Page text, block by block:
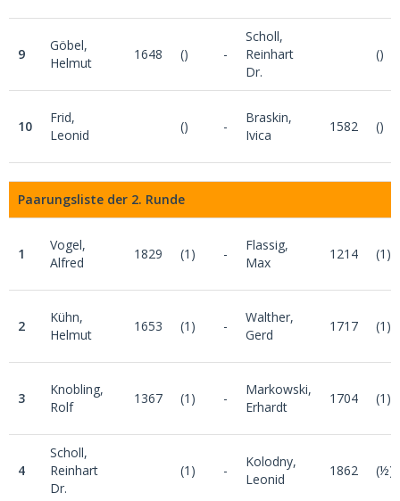
9
Göbel,
Helmut
1648 () -
Scholl,
Reinhart
Dr.
()
10
Frid,
Leonid
() -
Braskin,
Ivica
1582 ()
Paarungsliste der 2. Runde
1
Vogel,
Alfred
1829 (1) -
Flassig,
Max
1214 (1)
2
Kühn,
Helmut
1653 (1) -
Walther,
Gerd
1717 (1)
3
Knobling,
Rolf
1367 (1) -
Markowski,
Erhardt
1704 (1)
4
Scholl,
Reinhart
Dr.
(1) -
Kolodny,
Leonid
1862 (½)